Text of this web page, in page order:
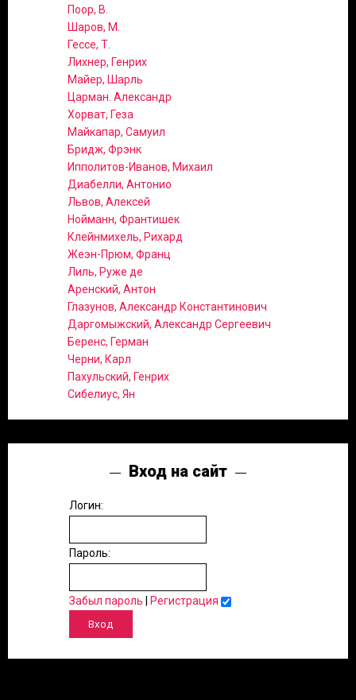
Поор, В.
Шаров, М.
Гессе, Т.
Лихнер, Генрих
Майер, Шарль
Царман. Александр
Хорват, Геза
Майкапар, Самуил
Бридж, Фрэнк
Ипполитов-Иванов, Михаил
Диабелли, Антонио
Львов, Алексей
Нойманн, Франтишек
Клейнмихель, Рихард
Жеэн-Прюм, Франц
Лиль, Руже де
Аренский, Антон
Глазунов, Александр Константинович
Даргомыжский, Александр Сергеевич
Беренс, Герман
Черни, Карл
Пахульский, Генрих
Сибелиус, Ян
Вход на сайт
Логин:
Пароль:
Забыл пароль Регистрация